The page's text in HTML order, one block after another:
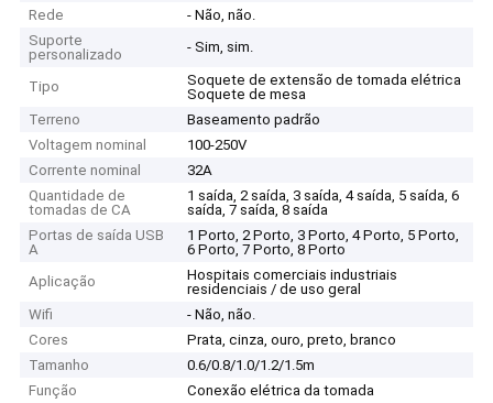
Rede
- Não, não.
Suporte
personalizado
- Sim, sim.
Tipo
Soquete de extensão de tomada elétrica
Soquete de mesa
Terreno
Baseamento padrão
Voltagem nominal
100-250V
Corrente nominal
32A
Quantidade de
tomadas de CA
1 saída, 2 saída, 3 saída, 4 saída, 5 saída, 6
saída, 7 saída, 8 saída
Portas de saída USB
A
1 Porto, 2 Porto, 3 Porto, 4 Porto, 5 Porto,
6 Porto, 7 Porto, 8 Porto
Aplicação
Hospitais comerciais industriais
residenciais / de uso geral
Wifi
- Não, não.
Cores
Prata, cinza, ouro, preto, branco
Tamanho
0.6/0.8/1.0/1.2/1.5m
Função
Conexão elétrica da tomada